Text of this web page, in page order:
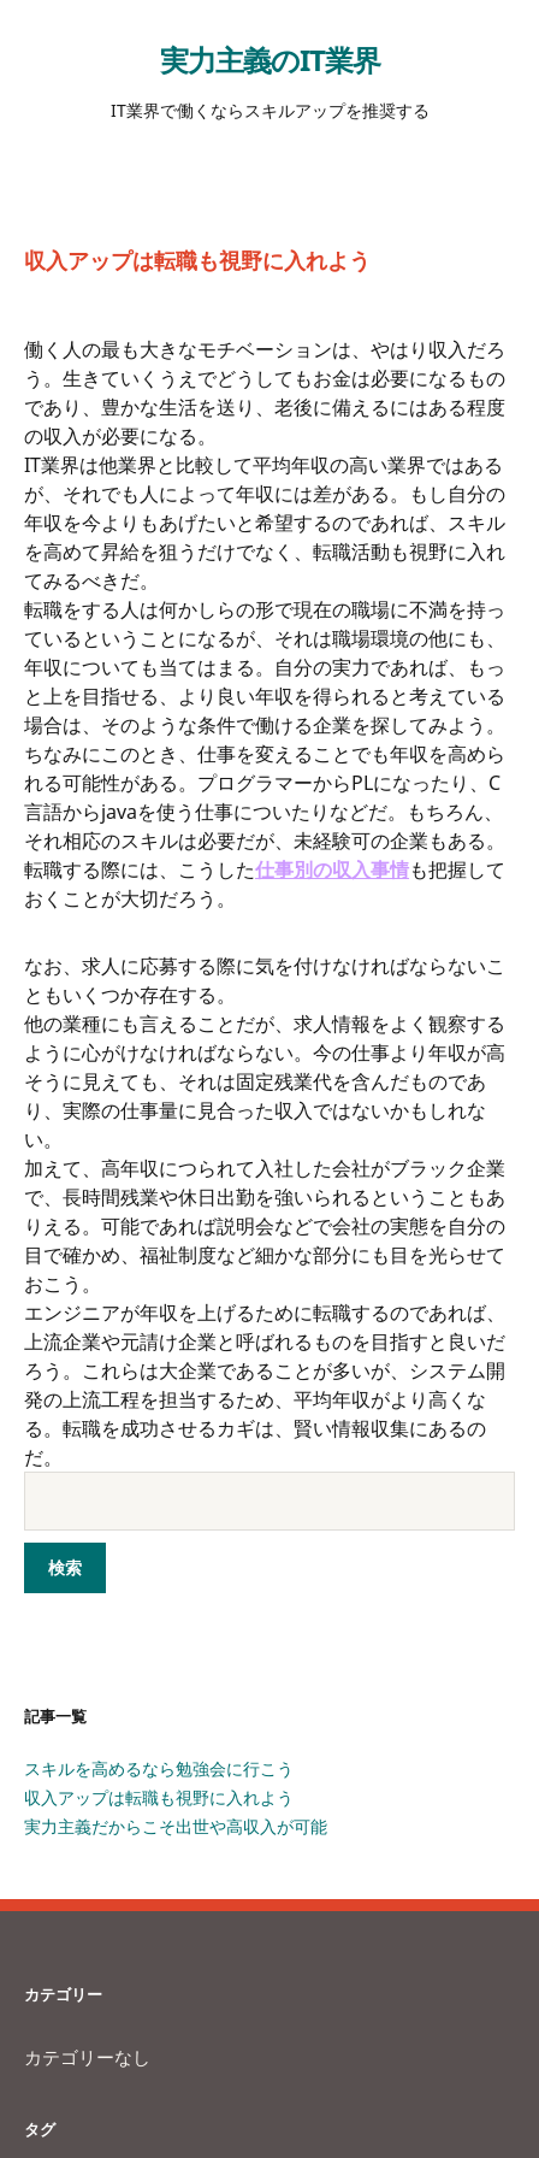
実力主義のIT業界
IT業界で働くならスキルアップを推奨する
収入アップは転職も視野に入れよう
働く人の最も大きなモチベーションは、やはり収入だろ
う。生きていくうえでどうしてもお金は必要になるもの
であり、豊かな生活を送り、老後に備えるにはある程度
の収入が必要になる。
IT業界は他業界と比較して平均年収の高い業界ではある
が、それでも人によって年収には差がある。もし自分の
年収を今よりもあげたいと希望するのであれば、スキル
を高めて昇給を狙うだけでなく、転職活動も視野に入れ
てみるべきだ。
転職をする人は何かしらの形で現在の職場に不満を持っ
ているということになるが、それは職場環境の他にも、
年収についても当てはまる。自分の実力であれば、もっ
と上を目指せる、より良い年収を得られると考えている
場合は、そのような条件で働ける企業を探してみよう。
ちなみにこのとき、仕事を変えることでも年収を高めら
れる可能性がある。プログラマーからPLになったり、C
言語からjavaを使う仕事についたりなどだ。もちろん、
それ相応のスキルは必要だが、未経験可の企業もある。
転職する際には、こうした仕事別の収入事情も把握して
おくことが大切だろう。
なお、求人に応募する際に気を付けなければならないこ
ともいくつか存在する。
他の業種にも言えることだが、求人情報をよく観察する
ように心がけなければならない。今の仕事より年収が高
そうに見えても、それは固定残業代を含んだものであ
り、実際の仕事量に見合った収入ではないかもしれな
い。
加えて、高年収につられて入社した会社がブラック企業
で、長時間残業や休日出勤を強いられるということもあ
りえる。可能であれば説明会などで会社の実態を自分の
目で確かめ、福祉制度など細かな部分にも目を光らせて
おこう。
エンジニアが年収を上げるために転職するのであれば、
上流企業や元請け企業と呼ばれるものを目指すと良いだ
ろう。これらは大企業であることが多いが、システム開
発の上流工程を担当するため、平均年収がより高くな
る。転職を成功させるカギは、賢い情報収集にあるの
だ。
記事一覧
スキルを高めるなら勉強会に行こう
収入アップは転職も視野に入れよう
実力主義だからこそ出世や高収入が可能
カテゴリー
カテゴリーなし
タグ